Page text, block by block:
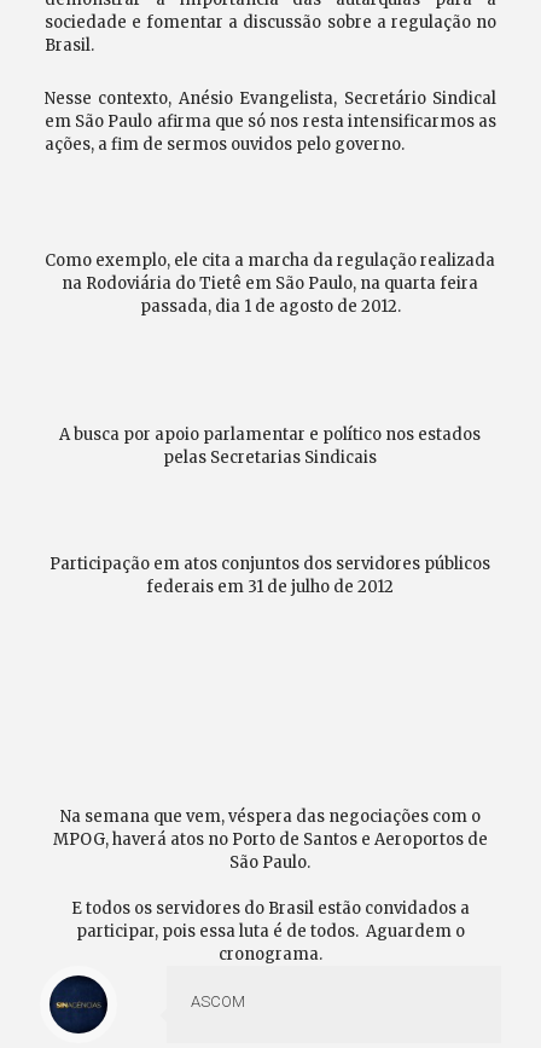
sociedade e fomentar a discussão sobre a regulação no
Brasil.
Nesse contexto, Anésio Evangelista, Secretário Sindical
em São Paulo afirma que só nos resta intensificarmos as
ações, a fim de sermos ouvidos pelo governo.
Como exemplo, ele cita a marcha da regulação realizada
na Rodoviária do Tietê em São Paulo, na quarta feira
passada, dia 1 de agosto de 2012.
A busca por apoio parlamentar e político nos estados
pelas Secretarias Sindicais
Participação em atos conjuntos dos servidores públicos
federais em 31 de julho de 2012
Na semana que vem, véspera das negociações com o
MPOG, haverá atos no Porto de Santos e Aeroportos de
São Paulo.
E todos os servidores do Brasil estão convidados a
participar, pois essa luta é de todos. Aguardem o
cronograma.
ASCOM